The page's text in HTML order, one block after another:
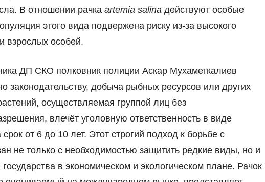
В отношении рачка artemia salina действуют особые
этого вида подвержена риску из-за высокого
взрослых особей.
ДП СКО полковник полиции Аскар Мухаметкалиев
законодательству, добыча рыбных ресурсов или других
осуществляемая группой лиц без
влечёт уголовную ответственность в виде
от 6 до 10 лет. Этот строгий подход к борьбе с
не только с необходимостью защитить редкие виды, но и
в экономическом и экологическом плане. Рачок